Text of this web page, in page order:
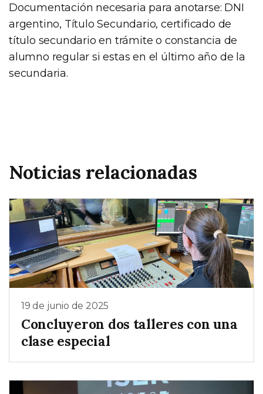
Documentación necesaria para anotarse: DNI
argentino, Título Secundario, certificado de
título secundario en trámite o constancia de
alumno regular si estas en el último año de la
secundaria.
Noticias relacionadas
19 de junio de 2025
Concluyeron dos talleres con una
clase especial